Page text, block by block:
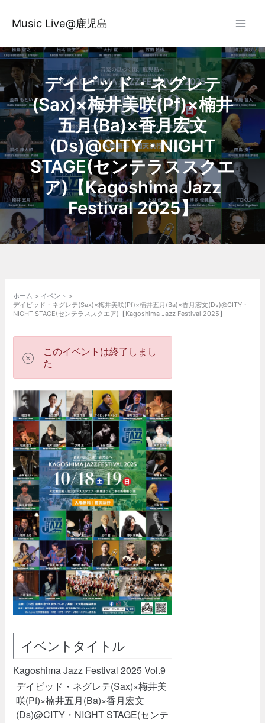
ス
プ
Music Live@鹿児島
デイビッド・ネグレテ
(Sax)×梅井美咲(Pf)×楠井
五月(Ba)×香月宏文
(Ds)@CITY・NIGHT
STAGE(センテラススクエ
ア)【Kagoshima Jazz
Festival 2025】
ホーム
イベント
デイビッド・ネグレテ(Sax)×梅井美咲(Pf)×楠井五月(Ba)×香月宏文(Ds)@CITY・
NIGHT STAGE(センテラススクエア)【Kagoshima Jazz Festival 2025】
このイベントは終了しまし
た
イベントタイトル
Kagoshima Jazz Festival 2025 Vol.9
デイビッド・ネグレテ(Sax)×梅井美
咲(Pf)×楠井五月(Ba)×香月宏文
(Ds)@CITY・NIGHT STAGE(センテ